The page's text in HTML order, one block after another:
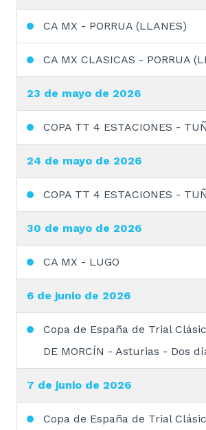
CA MX - PORRUA (LLANES)
CA MX CLASICAS - PORRUA
23 de mayo de 2026
COPA TT 4 ESTACIONES -
24 de mayo de 2026
COPA TT 4 ESTACIONES -
30 de mayo de 2026
CA MX - LUGO
6 de junio de 2026
Copa de España de Trial
DE MORCÍN - Asturias - Dos
7 de junio de 2026
Copa de España de Trial